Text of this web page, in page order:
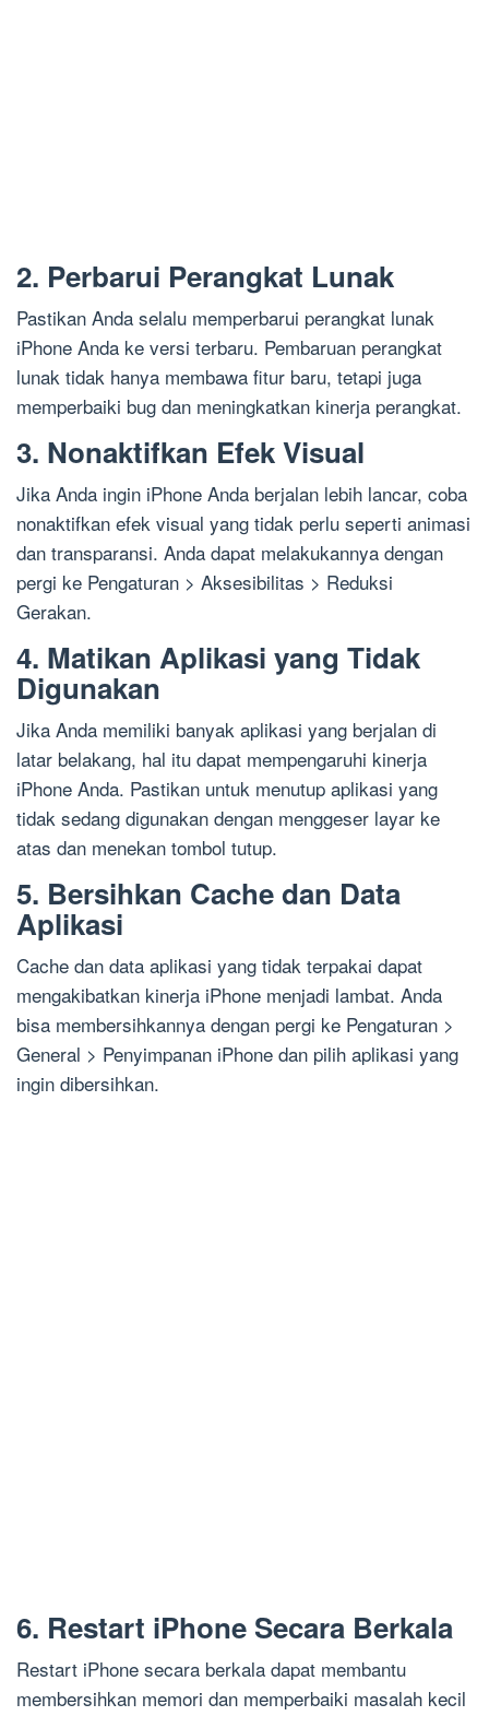
2. Perbarui Perangkat Lunak
Pastikan Anda selalu memperbarui perangkat lunak
iPhone Anda ke versi terbaru. Pembaruan perangkat
lunak tidak hanya membawa fitur baru, tetapi juga
memperbaiki bug dan meningkatkan kinerja perangkat.
3. Nonaktifkan Efek Visual
Jika Anda ingin iPhone Anda berjalan lebih lancar, coba
nonaktifkan efek visual yang tidak perlu seperti animasi
dan transparansi. Anda dapat melakukannya dengan
pergi ke Pengaturan > Aksesibilitas > Reduksi
Gerakan.
4. Matikan Aplikasi yang Tidak
Digunakan
Jika Anda memiliki banyak aplikasi yang berjalan di
latar belakang, hal itu dapat mempengaruhi kinerja
iPhone Anda. Pastikan untuk menutup aplikasi yang
tidak sedang digunakan dengan menggeser layar ke
atas dan menekan tombol tutup.
5. Bersihkan Cache dan Data
Aplikasi
Cache dan data aplikasi yang tidak terpakai dapat
mengakibatkan kinerja iPhone menjadi lambat. Anda
bisa membersihkannya dengan pergi ke Pengaturan >
General > Penyimpanan iPhone dan pilih aplikasi yang
ingin dibersihkan.
6. Restart iPhone Secara Berkala
Restart iPhone secara berkala dapat membantu
membersihkan memori dan memperbaiki masalah kecil